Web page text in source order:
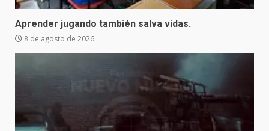
Aprender jugando también salva vidas.
8 de agosto de 2026